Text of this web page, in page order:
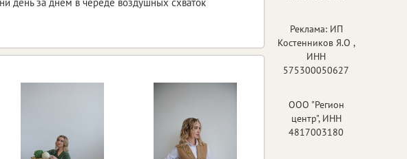
Реклама: ИП
Костенников Я.О ,
ИНН
575300050627
ООО "Регион
центр", ИНН
4817003180